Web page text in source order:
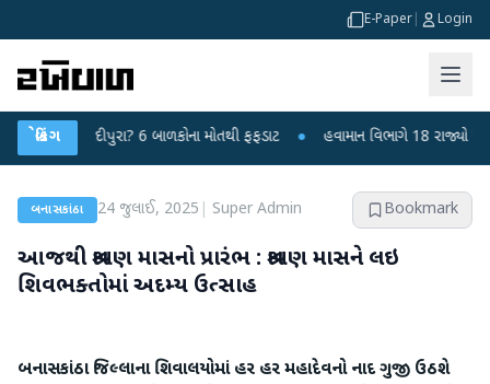
E-Paper Login
બ્રેકિંગ
ચાંદીપુરા? 6 બાળકોના મોતથી ફફડાટ ● હવામાન વિભાગે 18 રાજ્યો માટે ભારે
બનાસકાંઠા 24 જુલાઈ, 2025 Super Admin Bookmark
આજથી શ્રાવણ માસનો પ્રારંભ : શ્રાવણ માસને લઇ
શિવભક્તોમાં અદમ્ય ઉત્સાહ
બનાસકાંઠા જિલ્લાના શિવાલયોમાં હર હર મહાદેવનો નાદ ગુજી ઉઠશે